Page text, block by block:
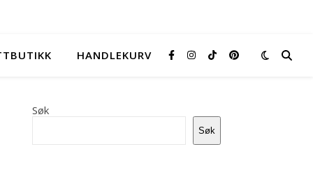
HANDLEKURV
Søk
Søk